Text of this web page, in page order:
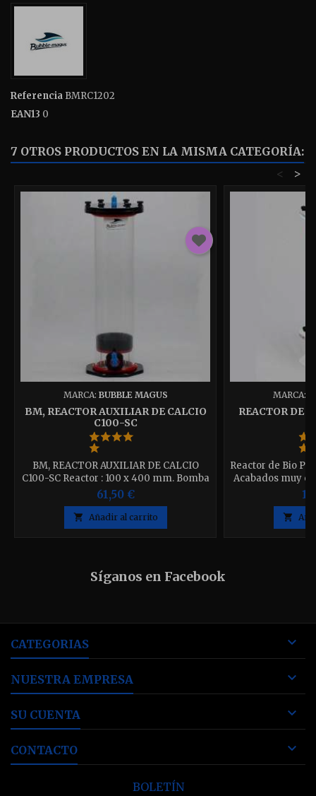
Referencia BMRC1202
EAN13 0
7 OTROS PRODUCTOS EN LA MISMA CATEGORÍA:
>
<
MARCA: BUBBLE MAGUS
BM, REACTOR AUXILIAR DE CALCIO
C100-SC
BM, REACTOR AUXILIAR DE CALCIO
C100-SC Reactor : 100 x 400 mm. Bomba
: No Uso : Interno, como segunda cámara
61,50 €
 Añadir al carrito
MARCA:
REACTOR DE
Reactor de Bio
Acabados muy
muy actual,
estridentes,
difusor que
mover de la

Síganos en Facebook
CATEGORIAS 
NUESTRA EMPRESA 
SU CUENTA 
CONTACTO 
BOLETÍN